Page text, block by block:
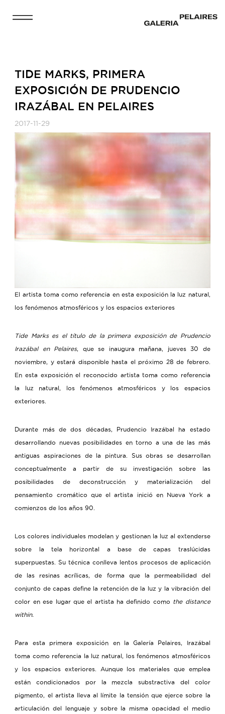
TIDE MARKS, PRIMERA
EXPOSICIÓN DE PRUDENCIO
IRAZÁBAL EN PELAIRES
2017-11-29
El artista toma como referencia en esta exposición la luz natural,
los fenómenos atmosféricos y los espacios exteriores
Tide Marks es el título de la primera exposición de Prudencio
Irazábal en Pelaires, que se inaugura mañana, jueves 30 de
noviembre, y estará disponible hasta el próximo 28 de febrero.
En esta exposición el reconocido artista toma como referencia
la luz natural, los fenómenos atmosféricos y los espacios
exteriores.
Durante más de dos décadas, Prudencio Irazábal ha estado
desarrollando nuevas posibilidades en torno a una de las más
antiguas aspiraciones de la pintura. Sus obras se desarrollan
conceptualmente a partir de su investigación sobre las
posibilidades de deconstrucción y materialización del
pensamiento cromático que el artista inició en Nueva York a
comienzos de los años 90.
Los colores individuales modelan y gestionan la luz al extenderse
sobre la tela horizontal a base de capas traslúcidas
superpuestas. Su técnica conlleva lentos procesos de aplicación
de las resinas acrílicas, de forma que la permeabilidad del
conjunto de capas define la retención de la luz y la vibración del
color en ese lugar que el artista ha definido como the distance
within.
Para esta primera exposición en la Galería Pelaires, Irazábal
toma como referencia la luz natural, los fenómenos atmosféricos
y los espacios exteriores. Aunque los materiales que emplea
están condicionados por la mezcla substractiva del color
pigmento, el artista lleva al límite la tensión que ejerce sobre la
articulación del lenguaje y sobre la misma opacidad el medio